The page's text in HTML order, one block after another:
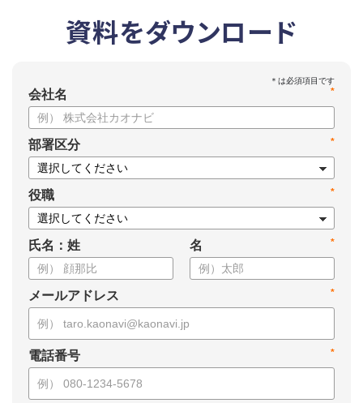
資料をダウンロード
*
会社名
*
部署区分
*
役職
氏名：姓 *
名
*
メールアドレス
*
電話番号